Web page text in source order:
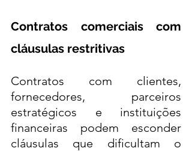
Contratos comerciais com
cláusulas restritivas
Contratos com clientes,
fornecedores, parceiros
estratégicos e instituições
financeiras podem esconder
cláusulas que dificultam o